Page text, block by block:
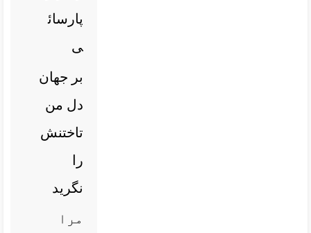
پارسائ
ی
بر جھان
دل من
تاختنش
را
نگرید
مرا